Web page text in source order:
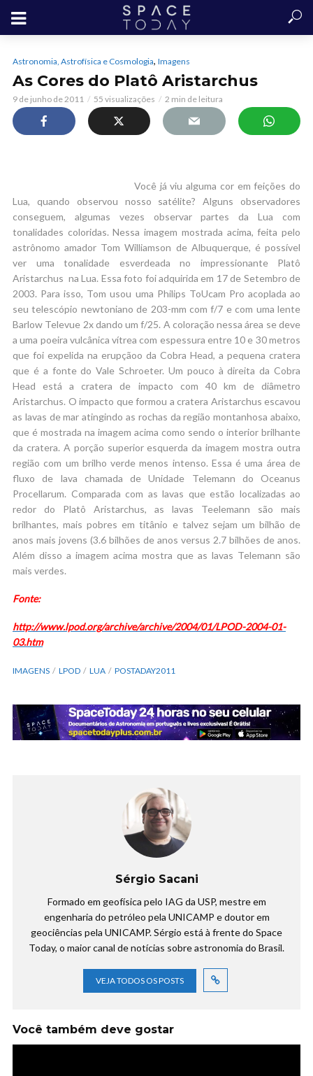
Astronomia, Astrofísica e Cosmologia, Imagens
As Cores do Platô Aristarchus
9 de junho de 2011 55 visualizações 2 min de leitura
Você já viu alguma cor em feições do
Lua, quando observou nosso satélite? Alguns observadores
conseguem, algumas vezes observar partes da Lua com
tonalidades coloridas. Nessa imagem mostrada acima, feita pelo
astrônomo amador Tom Williamson de Albuquerque, é possível
ver uma tonalidade esverdeada no impressionante Platô
Aristarchus na Lua. Essa foto foi adquirida em 17 de Setembro de
2003. Para isso, Tom usou uma Philips ToUcam Pro acoplada ao
seu telescópio newtoniano de 203-mm com f/7 e com uma lente
Barlow Televue 2x dando um f/25. A coloração nessa área se deve
a uma poeira vulcânica vítrea com espessura entre 10 e 30 metros
que foi expelida na erupçãoo da Cobra Head, a pequena cratera
que é a fonte do Vale Schroeter. Um pouco à direita da Cobra
Head está a cratera de impacto com 40 km de diâmetro
Aristarchus. O impacto que formou a cratera Aristarchus escavou
as lavas de mar atingindo as rochas da região montanhosa abaixo,
que é mostrada na imagem acima como sendo o interior brilhante
da cratera. A porção superior esquerda da imagem mostra outra
região com um brilho verde menos intenso. Essa é uma área de
fluxo de lava chamada de Unidade Telemann do Oceanus
Procellarum. Comparada com as lavas que estão localizadas ao
redor do Platô Aristarchus, as lavas Teelemann são mais
brilhantes, mais pobres em titânio e talvez sejam um bilhão de
anos mais jovens (3.6 bilhões de anos versus 2.7 bilhões de anos.
Além disso a imagem acima mostra que as lavas Telemann são
mais verdes.
Fonte:
http://www.lpod.org/archive/archive/2004/01/LPOD-2004-01-
03.htm
IMAGENS LPOD LUA POSTADAY2011
Sérgio Sacani
Formado em geofísica pelo IAG da USP, mestre em
engenharia do petróleo pela UNICAMP e doutor em
geociências pela UNICAMP. Sérgio está à frente do Space
Today, o maior canal de notícias sobre astronomia do Brasil.
VEJA TODOS OS POSTS
Você também deve gostar